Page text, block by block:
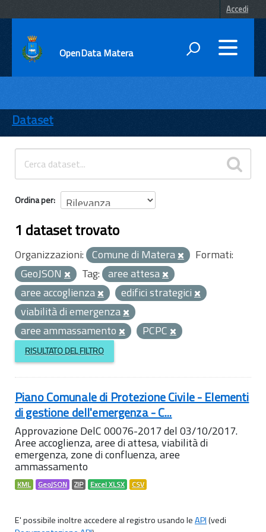
Accedi
OpenData Matera
ENTI
TEMI
INFORMAZIONI
Dataset
Ordina per
1 dataset trovato
Organizzazioni: Comune di Matera
Formati:
GeoJSON
Tag: aree attesa
aree accoglienza
edifici strategici
viabilità di emergenza
aree ammassamento
PCPC
RISULTATO DEL FILTRO
Piano Comunale di Protezione Civile - Elementi
di gestione dell'emergenza - C...
Approvazione DelC 00076-2017 del 03/10/2017.
Aree accoglienza, aree di attesa, viabilità di
emergenza, zone di confluenza, aree
ammassamento
KML GeoJSON ZIP Excel XLSX CSV
E' possibile inoltre accedere al registro usando leAPI(vedi